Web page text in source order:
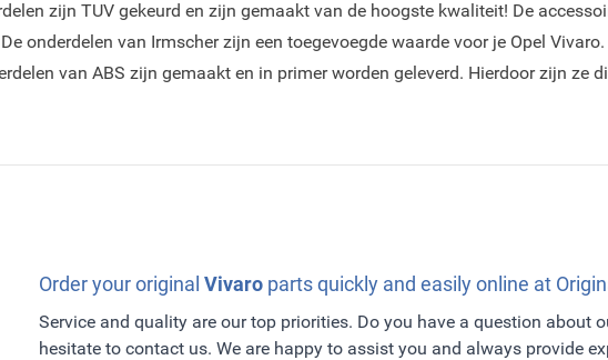
zijn TUV gekeurd en zijn gemaakt van de hoogste kwaliteit! De
onderdelen van Irmscher zijn een toegevoegde waarde voor je Opel Vivaro.
van ABS zijn gemaakt en in primer worden geleverd. Hierdoor zijn ze
Order your original Vivaro parts quickly and easily online at
Service and quality are our top priorities. Do you have a question about
hesitate to contact us. We are happy to assist you and always provide